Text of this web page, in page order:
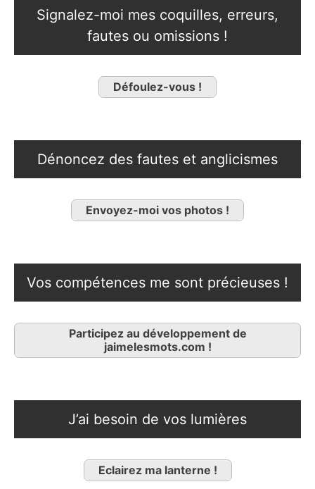
Signalez-moi mes coquilles, erreurs,
fautes ou omissions !
Défoulez-vous !
Dénoncez des fautes et anglicismes
Envoyez-moi vos photos !
Vos compétences me sont précieuses !
Participez au développement de
jaimelesmots.com !
J’ai besoin de vos lumières
Eclairez ma lanterne !